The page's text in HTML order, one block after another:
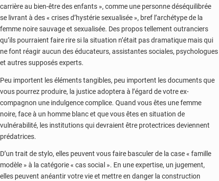
carrière au bien-être des enfants », comme une personne déséquilibrée
se livrant à des « crises d’hystérie sexualisée », bref l’archétype de la
femme noire sauvage et sexualisée. Des propos tellement outranciers
qu’ils pourraient faire rire si la situation n’était pas dramatique mais qui
ne font réagir aucun des éducateurs, assistantes sociales, psychologues
et autres supposés experts.
Peu importent les éléments tangibles, peu importent les documents que
vous pourrez produire, la justice adoptera à l’égard de votre ex-
compagnon une indulgence complice. Quand vous êtes une femme
noire, face à un homme blanc et que vous êtes en situation de
vulnérabilité, les institutions qui devraient être protectrices deviennent
prédatrices.
D’un trait de stylo, elles peuvent vous faire basculer de la case « famille
modèle » à la catégorie « cas social ». En une expertise, un jugement,
elles peuvent anéantir votre vie et mettre en danger la construction